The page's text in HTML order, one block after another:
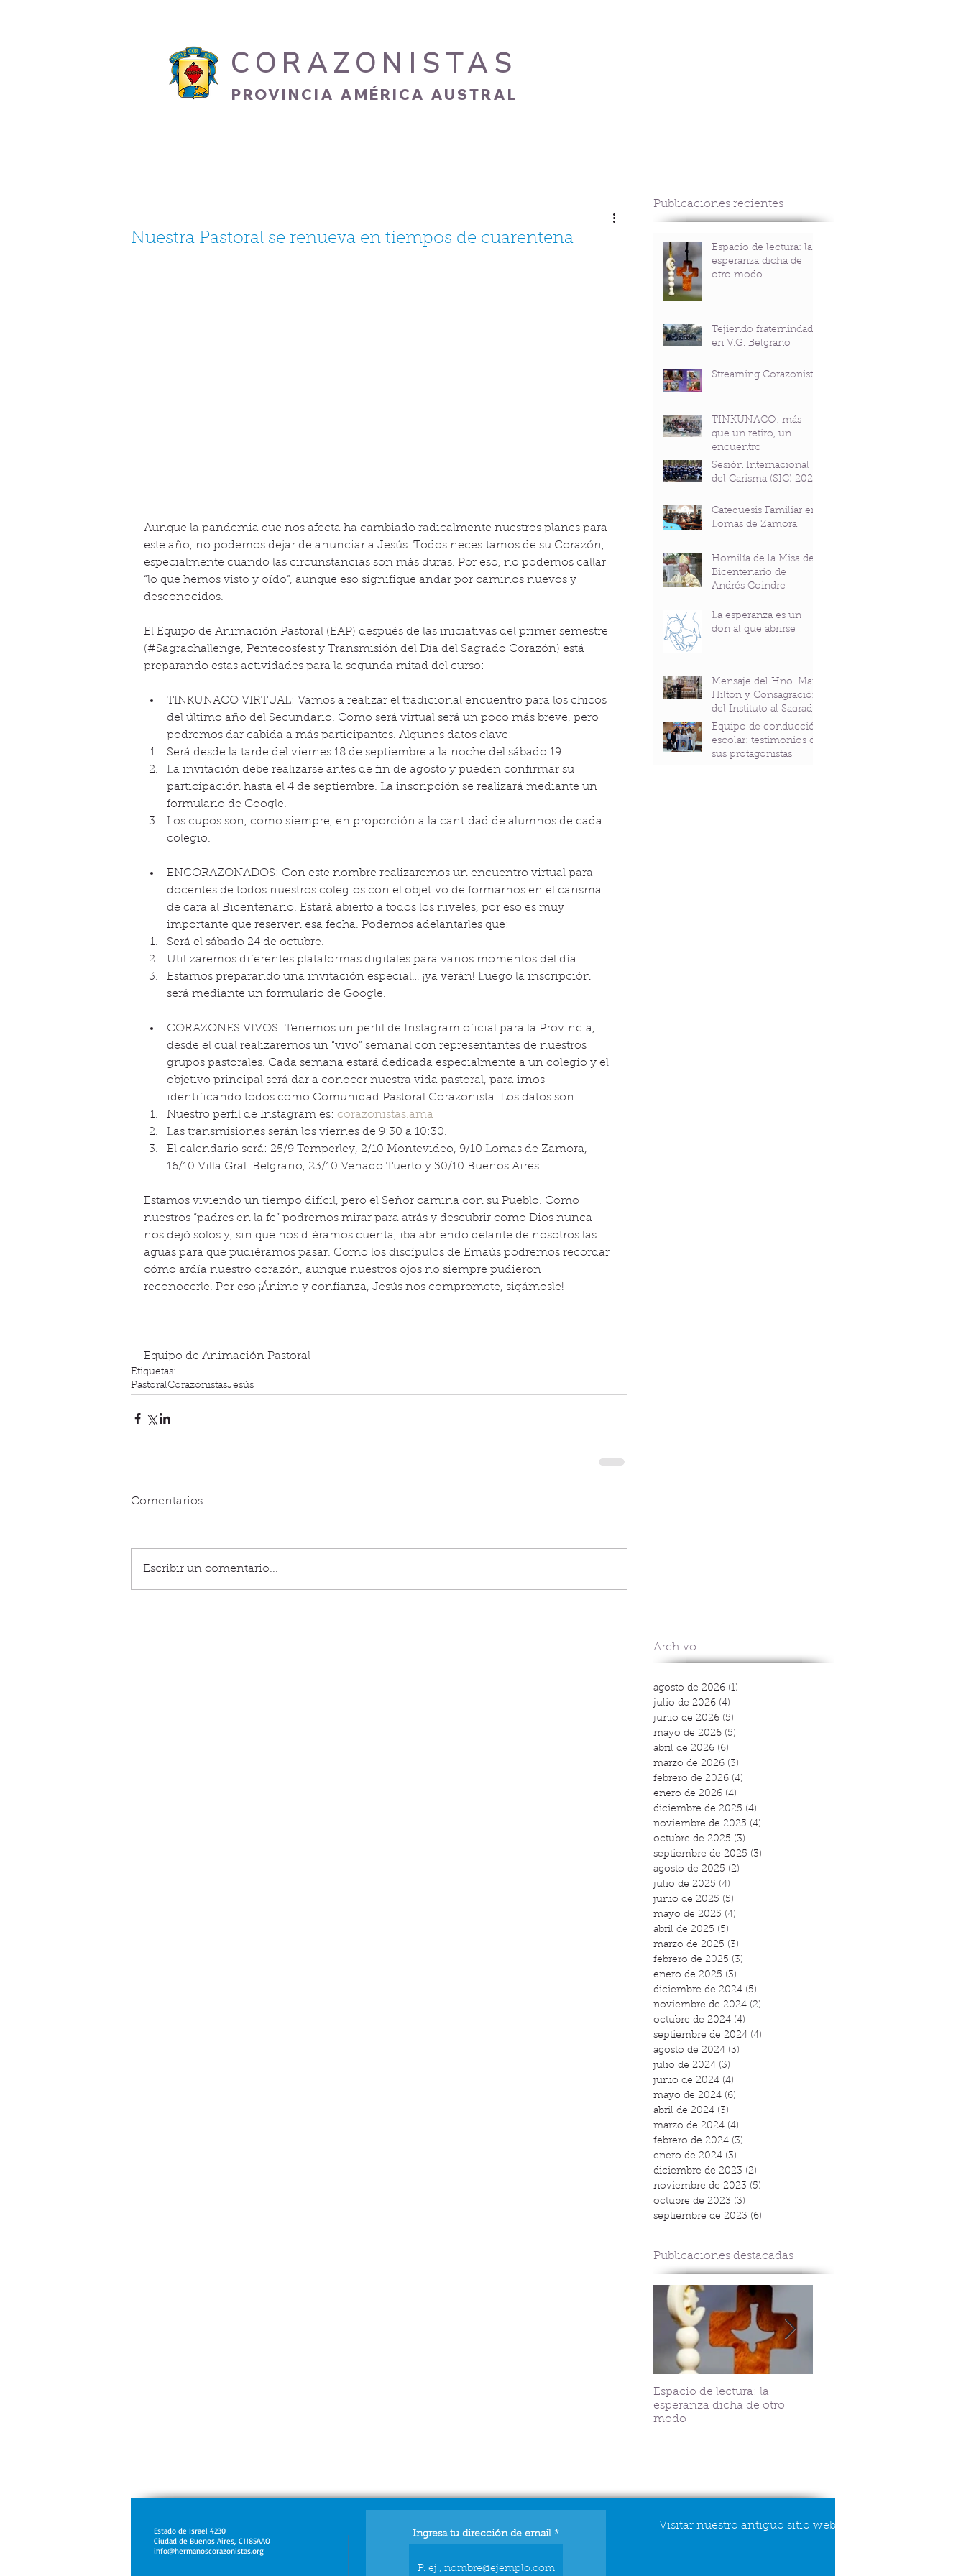
CORAZONISTAS
PROVINCIA AMÉRICA AUSTRAL
Nuestra Pastoral se renueva en tiempos de cuarentena
Aunque la pandemia que nos afecta ha cambiado radicalmente nuestros planes para
este año, no podemos dejar de anunciar a Jesús. Todos necesitamos de su Corazón,
especialmente cuando las circunstancias son más duras. Por eso, no podemos callar
“lo que hemos visto y oído”, aunque eso signifique andar por caminos nuevos y
desconocidos.
El Equipo de Animación Pastoral (EAP) después de las iniciativas del primer semestre
(#Sagrachallenge, Pentecosfest y Transmisión del Día del Sagrado Corazón) está
preparando estas actividades para la segunda mitad del curso:
TINKUNACO VIRTUAL: Vamos a realizar el tradicional encuentro para los chicos
del último año del Secundario. Como será virtual será un poco más breve, pero
podremos dar cabida a más participantes. Algunos datos clave:
Será desde la tarde del viernes 18 de septiembre a la noche del sábado 19.
La invitación debe realizarse antes de fin de agosto y pueden confirmar su
participación hasta el 4 de septiembre. La inscripción se realizará mediante un
formulario de Google.
Los cupos son, como siempre, en proporción a la cantidad de alumnos de cada
colegio.
ENCORAZONADOS: Con este nombre realizaremos un encuentro virtual para
docentes de todos nuestros colegios con el objetivo de formarnos en el carisma
de cara al Bicentenario. Estará abierto a todos los niveles, por eso es muy
importante que reserven esa fecha. Podemos adelantarles que:
Será el sábado 24 de octubre.
Utilizaremos diferentes plataformas digitales para varios momentos del día.
Estamos preparando una invitación especial… ¡ya verán! Luego la inscripción
será mediante un formulario de Google.
CORAZONES VIVOS: Tenemos un perfil de Instagram oficial para la Provincia,
desde el cual realizaremos un “vivo” semanal con representantes de nuestros
grupos pastorales. Cada semana estará dedicada especialmente a un colegio y el
objetivo principal será dar a conocer nuestra vida pastoral, para irnos
identificando todos como Comunidad Pastoral Corazonista. Los datos son:
Nuestro perfil de Instagram es: corazonistas.ama
Las transmisiones serán los viernes de 9:30 a 10:30.
El calendario será: 25/9 Temperley, 2/10 Montevideo, 9/10 Lomas de Zamora,
16/10 Villa Gral. Belgrano, 23/10 Venado Tuerto y 30/10 Buenos Aires.
Estamos viviendo un tiempo difícil, pero el Señor camina con su Pueblo. Como
nuestros “padres en la fe” podremos mirar para atrás y descubrir como Dios nunca
nos dejó solos y, sin que nos diéramos cuenta, iba abriendo delante de nosotros las
aguas para que pudiéramos pasar. Como los discípulos de Emaús podremos recordar
cómo ardía nuestro corazón, aunque nuestros ojos no siempre pudieron
reconocerle. Por eso ¡Ánimo y confianza, Jesús nos compromete, sigámosle!
Equipo de Animación Pastoral
Etiquetas:
PastoralCorazonistasJesús
Comentarios
Escribir un comentario...
Publicaciones recientes
Espacio de lectura: la
esperanza dicha de
otro modo
Tejiendo fraternindad
en V.G. Belgrano
Streaming Corazonista
TINKUNACO: más
que un retiro, un
encuentro
Sesión Internacional
del Carisma (SIC) 2026
Catequesis Familiar en
Lomas de Zamora
Homilía de la Misa del
Bicentenario de
Andrés Coindre
La esperanza es un
don al que abrirse
Mensaje del Hno. Mark
Hilton y Consagración
del Instituto al Sagrado
Corazón en el
Bicentenario del P.
Andrés Coindre
Equipo de conducción
escolar: testimonios de
sus protagonistas
Archivo
agosto de 2026 (1)
julio de 2026 (4)
junio de 2026 (5)
mayo de 2026 (5)
abril de 2026 (6)
marzo de 2026 (3)
febrero de 2026 (4)
enero de 2026 (4)
diciembre de 2025 (4)
noviembre de 2025 (4)
octubre de 2025 (3)
septiembre de 2025 (3)
agosto de 2025 (2)
julio de 2025 (4)
junio de 2025 (5)
mayo de 2025 (4)
abril de 2025 (5)
marzo de 2025 (3)
febrero de 2025 (3)
enero de 2025 (3)
diciembre de 2024 (5)
noviembre de 2024 (2)
octubre de 2024 (4)
septiembre de 2024 (4)
agosto de 2024 (3)
julio de 2024 (3)
junio de 2024 (4)
mayo de 2024 (6)
abril de 2024 (3)
marzo de 2024 (4)
febrero de 2024 (3)
enero de 2024 (3)
diciembre de 2023 (2)
noviembre de 2023 (5)
octubre de 2023 (3)
septiembre de 2023 (6)
Publicaciones destacadas
Espacio de lectura: la
esperanza dicha de otro
modo
Estado de Israel 4230
Ciudad de Buenos Aires, C1185AAO
info@hermanoscorazonistas.org
Ingresa tu dirección de email
Visitar nuestro antiguo sitio web